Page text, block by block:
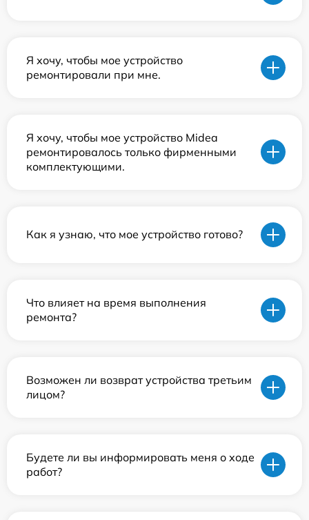
Я хочу, чтобы мое устройство
ремонтировали при мне.
Я хочу, чтобы мое устройство Midea
ремонтировалось только фирменными
комплектующими.
Как я узнаю, что мое устройство готово?
Что влияет на время выполнения
ремонта?
Возможен ли возврат устройства третьим
лицом?
Будете ли вы информировать меня о ходе
работ?